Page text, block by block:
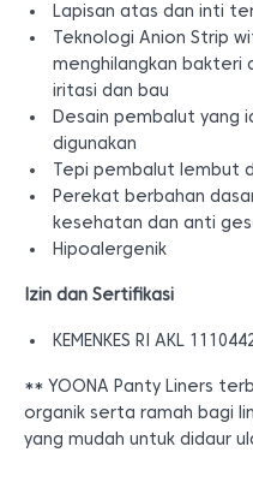
Lapisan atas dan inti
Teknologi Anion Strip
menghilangkan bakteri
iritasi dan bau
Desain pembalut yang
digunakan
Tepi pembalut lembut
Perekat berbahan
kesehatan dan anti
Hipoalergenik
Izin dan Sertifikasi
KEMENKES RI AKL
** YOONA Panty Liners
organik serta ramah bagi
yang mudah untuk didaur